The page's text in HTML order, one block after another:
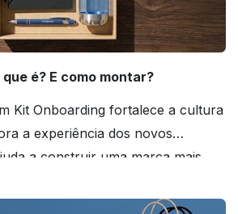
é? E como montar?
Kit Onboarding fortalece a cultura
a experiência dos novos
a construir uma marca mais